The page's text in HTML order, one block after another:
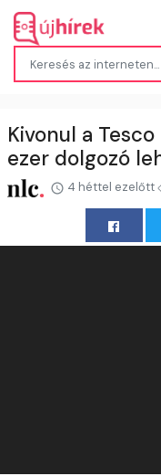
Kivonul a
ezer dolgozó
4 héttel ezelőtt